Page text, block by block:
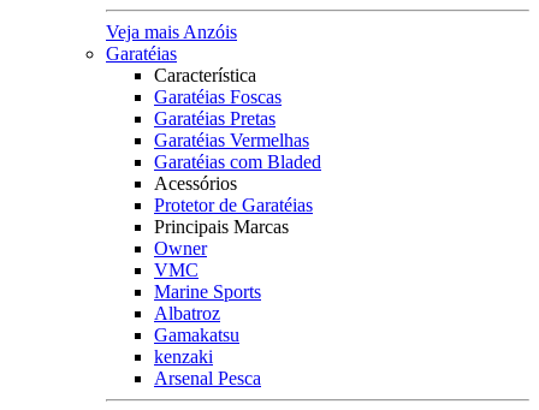
Veja mais Anzóis
Garatéias
Característica
Garatéias Foscas
Garatéias Pretas
Garatéias Vermelhas
Garatéias com Bladed
Acessórios
Protetor de Garatéias
Principais Marcas
Owner
VMC
Marine Sports
Albatroz
Gamakatsu
kenzaki
Arsenal Pesca